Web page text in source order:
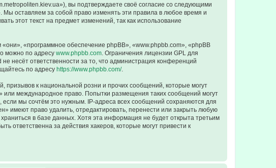
вы подтверждаете своё согласие со следующими
оставляем за собой право изменять эти правила в любое время и
этот текст на предмет изменений, так как использование
«программное обеспечение phpBB», «www.phpbb.com», «phpBB
можно по адресу www.phpbb.com . Ограничения лицензии GPL для
несёт ответственности за то, что администрация конференций
по адресу https://www.phpbb.com/.
к национальной розни и прочих сообщений, которые могут
или международное право. Попытки размещения таких сообщений могут
мы сочтём это нужным. IP-адреса всех сообщений сохраняются для
имеют право удалить, отредактировать, перенести или закрыть любую
в базе данных. Хотя эта информация не будет открыта третьим
ответственна за действия хакеров, которые могут привести к